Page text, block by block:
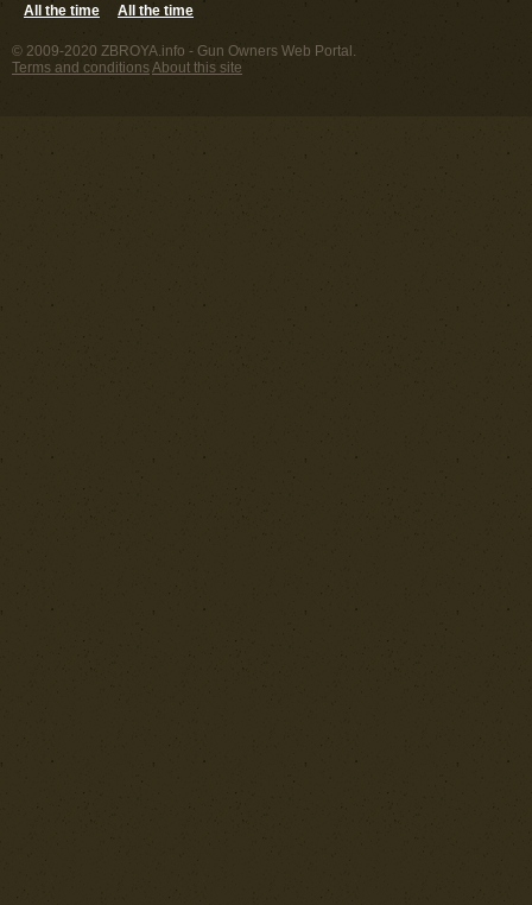
All the time All the time
© 2009-2020 ZBROYA.info - Gun Owners Web Portal.
Terms and conditionsAbout this site